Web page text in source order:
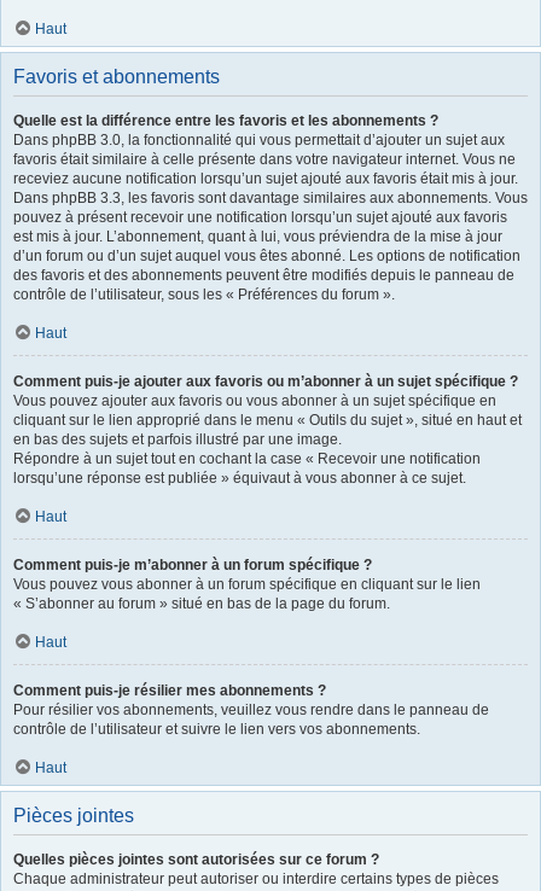
Haut
Favoris et abonnements
Quelle est la différence entre les favoris et les abonnements ?
Dans phpBB 3.0, la fonctionnalité qui vous permettait d’ajouter un sujet aux
favoris était similaire à celle présente dans votre navigateur internet. Vous ne
receviez aucune notification lorsqu’un sujet ajouté aux favoris était mis à jour.
Dans phpBB 3.3, les favoris sont davantage similaires aux abonnements. Vous
pouvez à présent recevoir une notification lorsqu’un sujet ajouté aux favoris
est mis à jour. L’abonnement, quant à lui, vous préviendra de la mise à jour
d’un forum ou d’un sujet auquel vous êtes abonné. Les options de notification
des favoris et des abonnements peuvent être modifiés depuis le panneau de
contrôle de l’utilisateur, sous les « Préférences du forum ».
Haut
Comment puis-je ajouter aux favoris ou m’abonner à un sujet spécifique ?
Vous pouvez ajouter aux favoris ou vous abonner à un sujet spécifique en
cliquant sur le lien approprié dans le menu « Outils du sujet », situé en haut et
en bas des sujets et parfois illustré par une image.
Répondre à un sujet tout en cochant la case « Recevoir une notification
lorsqu’une réponse est publiée » équivaut à vous abonner à ce sujet.
Haut
Comment puis-je m’abonner à un forum spécifique ?
Vous pouvez vous abonner à un forum spécifique en cliquant sur le lien
« S’abonner au forum » situé en bas de la page du forum.
Haut
Comment puis-je résilier mes abonnements ?
Pour résilier vos abonnements, veuillez vous rendre dans le panneau de
contrôle de l’utilisateur et suivre le lien vers vos abonnements.
Haut
Pièces jointes
Quelles pièces jointes sont autorisées sur ce forum ?
Chaque administrateur peut autoriser ou interdire certains types de pièces